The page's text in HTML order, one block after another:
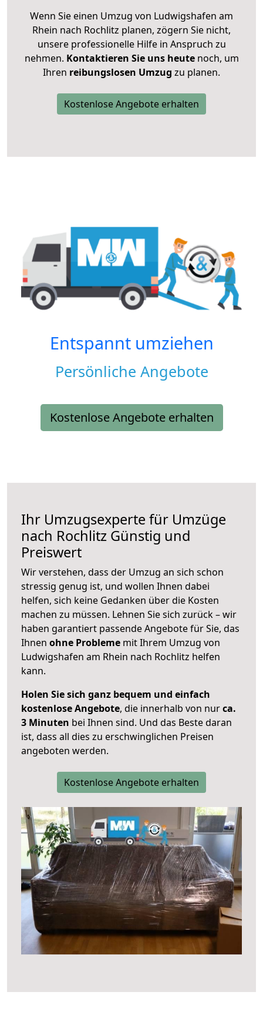
Wenn Sie einen Umzug von Ludwigshafen am
Rhein nach Rochlitz planen, zögern Sie nicht,
unsere professionelle Hilfe in Anspruch zu
nehmen. Kontaktieren Sie uns heutenoch, um
Ihren reibungslosen Umzug zu planen.
Kostenlose Angebote erhalten
Entspannt umziehen
Persönliche Angebote
Kostenlose Angebote erhalten
Ihr Umzugsexperte für Umzüge
nach Rochlitz Günstig und
Preiswert
Wir verstehen, dass der Umzug an sich schon
stressig genug ist, und wollen Ihnen dabei
helfen, sich keine Gedanken über die Kosten
machen zu müssen. Lehnen Sie sich zurück – wir
haben garantiert passende Angebote für Sie, das
Ihnen ohne Probleme mit Ihrem Umzug von
Ludwigshafen am Rhein nach Rochlitz helfen
kann.
Holen Sie sich ganz bequem und einfach
kostenlose Angebote, die innerhalb von nurca.
3 Minuten bei Ihnen sind. Und das Beste daran
ist, dass all dies zu erschwinglichen Preisen
angeboten werden.
Kostenlose Angebote erhalten